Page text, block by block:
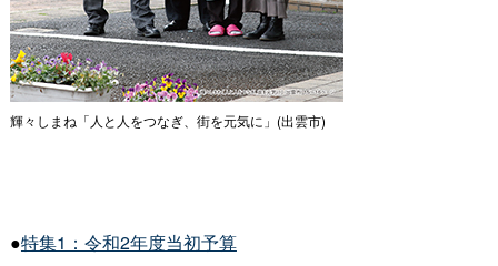
輝々しまね「人と人をつなぎ、街を元気に」(出雲市)
●特集1：令和2年度当初予算